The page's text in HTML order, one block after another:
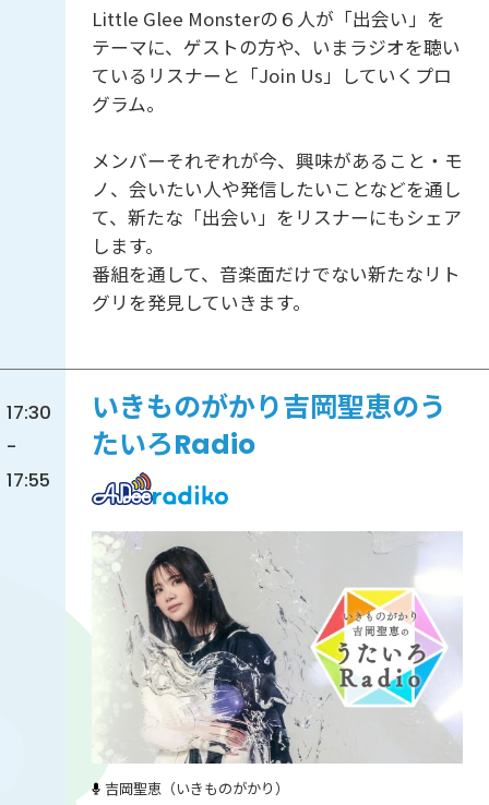
Little Glee Monsterの６人が「出会い」を
テーマに、ゲストの方や、いまラジオを聴い
ているリスナーと「Join Us」していくプロ
グラム。
メンバーそれぞれが今、興味があること・モ
ノ、会いたい人や発信したいことなどを通し
て、新たな「出会い」をリスナーにもシェア
します。
番組を通して、音楽面だけでない新たなリト
グリを発見していきます。
17:30
-
17:55
いきものがかり吉岡聖恵のう
たいろRadio
吉岡聖恵（いきものがかり）